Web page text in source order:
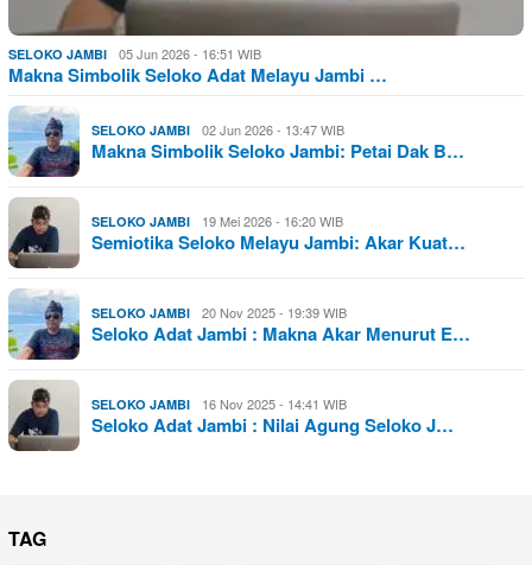
SELOKO JAMBI 05 Jun 2026 - 16:51 WIB
Makna Simbolik Seloko Adat Melayu Jambi …
SELOKO JAMBI 02 Jun 2026 - 13:47 WIB
Makna Simbolik Seloko Jambi: Petai Dak B…
SELOKO JAMBI 19 Mei 2026 - 16:20 WIB
Semiotika Seloko Melayu Jambi: Akar Kuat…
SELOKO JAMBI 20 Nov 2025 - 19:39 WIB
Seloko Adat Jambi : Makna Akar Menurut E…
SELOKO JAMBI 16 Nov 2025 - 14:41 WIB
Seloko Adat Jambi : Nilai Agung Seloko J…
TAG